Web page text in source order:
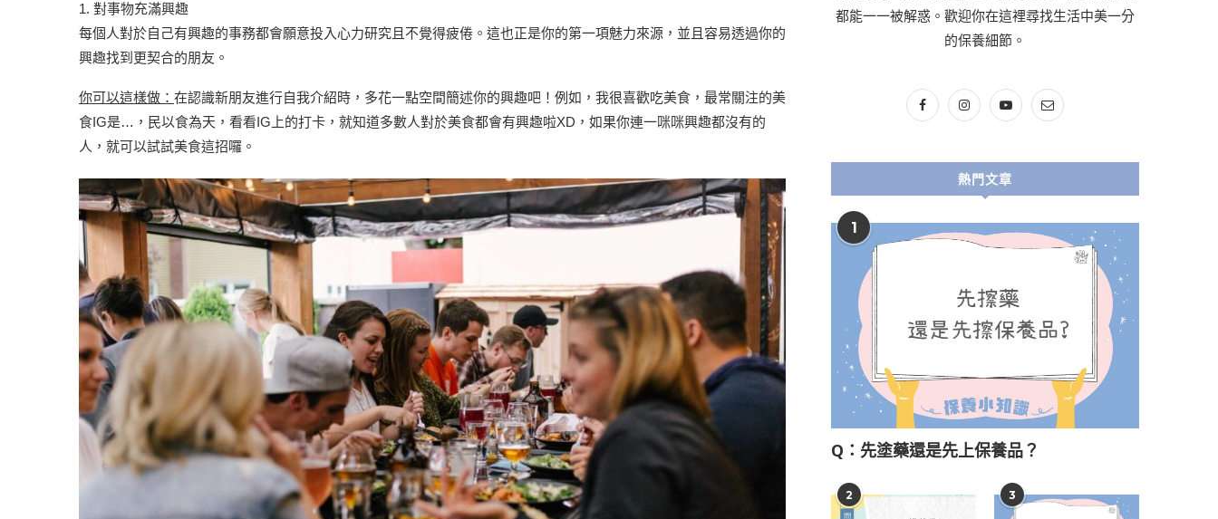
1. 對事物充滿興趣
每個人對於自己有興趣的事務都會願意投入心力研究且不覺得疲倦。這也正是你的第一項魅力來源，並且容易透過你的
興趣找到更契合的朋友。
你可以這樣做： 在認識新朋友進行自我介紹時，多花一點空間簡述你的興趣吧！例如，我很喜歡吃美食，最常關注的美
食IG是…，民以食為天，看看IG上的打卡，就知道多數人對於美食都會有興趣啦XD，如果你連一咪咪興趣都沒有的
人，就可以試試美食這招囉。
都能一一被解惑。歡迎你在這裡尋找生活中美一分
的保養細節。
熱門文章
1
Q：先塗藥還是先上保養品？
2 3